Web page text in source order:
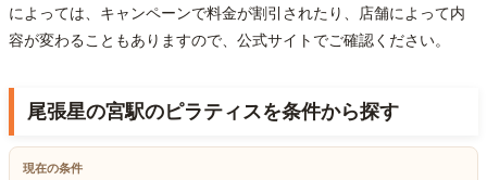
によっては、キャンペーンで料金が割引されたり、店舗によって内
容が変わることもありますので、公式サイトでご確認ください。
尾張星の宮駅のピラティスを条件から探す
現在の条件